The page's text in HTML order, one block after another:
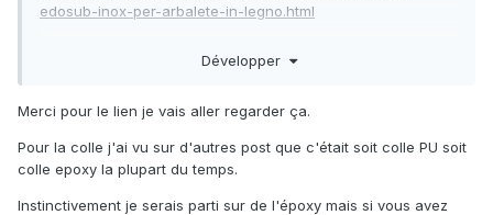
edosub-inox-per-arbalete-in-legno.html
de faire une «cheminée » pour permettre l’évacuation de
Développer
Merci pour le lien je vais aller regarder ça.
Pour la colle j'ai vu sur d'autres post que c'était soit colle PU soit
colle epoxy la plupart du temps.
Instinctivement je serais parti sur de l'époxy mais si vous avez